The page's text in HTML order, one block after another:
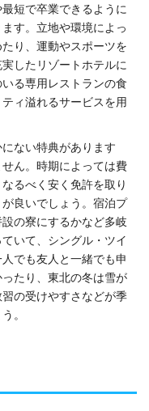
短で卒業できるように
す。立地や環境によっ
り、運動やスポーツを
したリゾートホテルに
る専用レストランの食
ィ溢れるサービスを用
ない特典があります
ん。時期によっては費
るべく安く免許を取り
良いでしょう。宿泊プ
の寮にするかなど多岐
いて、シングル・ツイ
でも友人と一緒でも申
たり、東北の冬は雪が
の受けやすさなどが季
。